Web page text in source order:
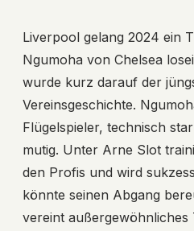
Liverpool gelang 2024 ein
Ngumoha von Chelsea
wurde kurz darauf der
Vereinsgeschichte.
Flügelspieler, technisch
mutig. Unter Arne Slot
den Profis und wird
könnte seinen Abgang
vereint außergewöhnliches